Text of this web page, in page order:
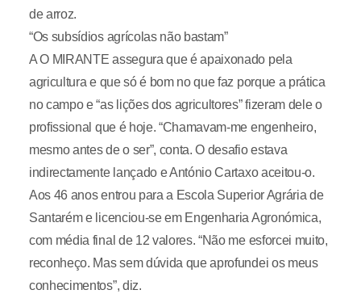
de arroz.
“Os subsídios agrícolas não bastam”
A O MIRANTE assegura que é apaixonado pela
agricultura e que só é bom no que faz porque a prática
no campo e “as lições dos agricultores” fizeram dele o
profissional que é hoje. “Chamavam-me engenheiro,
mesmo antes de o ser”, conta. O desafio estava
indirectamente lançado e António Cartaxo aceitou-o.
Aos 46 anos entrou para a Escola Superior Agrária de
Santarém e licenciou-se em Engenharia Agronómica,
com média final de 12 valores. “Não me esforcei muito,
reconheço. Mas sem dúvida que aprofundei os meus
conhecimentos”, diz.